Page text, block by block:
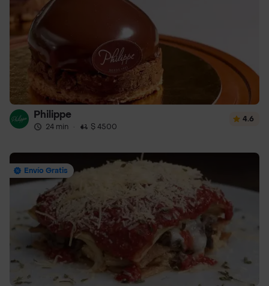
Philippe
24 min · $ 4500
4.6
Envío Gratis